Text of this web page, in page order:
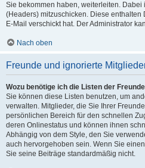
Sie bekommen haben, weiterleiten.
(Headers) mitzuschicken. Diese enthalten
E-Mail verschickt hat. Der Administrator
Nach oben
Freunde und ignorierte
Wozu benötige ich die Listen der
Sie können diese Listen benutzen, um
verwalten. Mitglieder, die Sie Ihrer
persönlichen Bereich für den schnellen
deren Onlinestatus und können ihnen
Abhängig von dem Style, den Sie
auch hervorgehoben sein. Wenn Sie
Sie seine Beiträge standardmäßig nicht.